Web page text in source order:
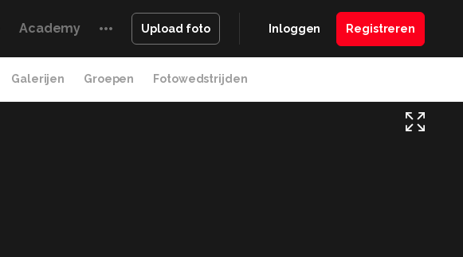
Academy Upload foto Inloggen Registreren
Galerijen Groepen Fotowedstrijden